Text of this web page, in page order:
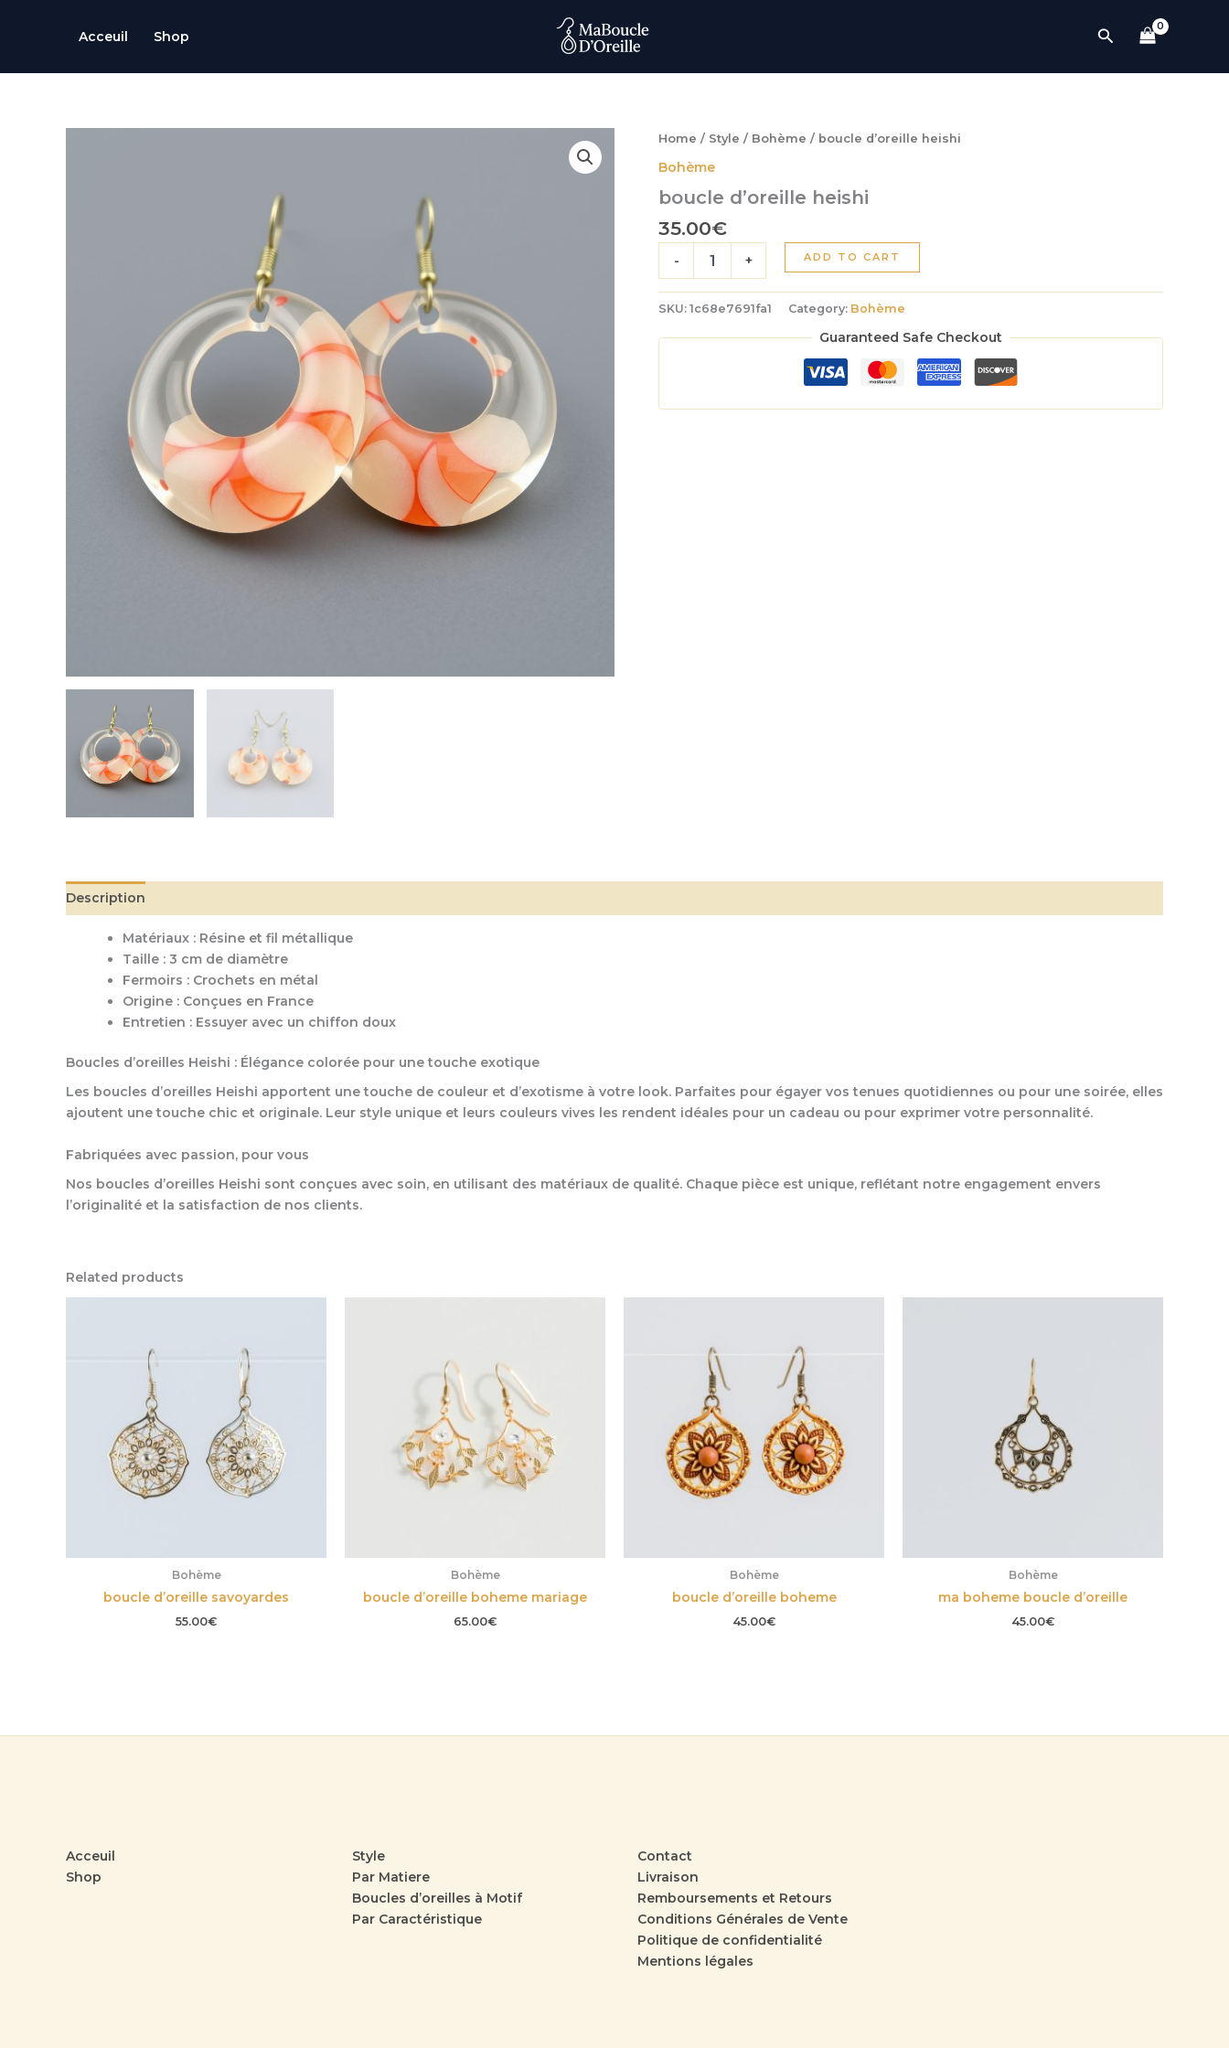
Acceuil Shop Search
Home / Style / Bohème / boucle d’oreille heishi
Bohème
boucle d’oreille heishi
35.00€
-
quantity
+ ADD TO CART
SKU: 1c68e7691fa1 Category: Bohème
Guaranteed Safe Checkout
Description
Matériaux : Résine et fil métallique
Taille : 3 cm de diamètre
Fermoirs : Crochets en métal
Origine : Conçues en France
Entretien : Essuyer avec un chiffon doux
Boucles d’oreilles Heishi : Élégance colorée pour une touche exotique
Les boucles d’oreilles Heishi apportent une touche de couleur et d’exotisme à votre look. Parfaites pour égayer vos tenues quotidiennes ou pour une soirée, elles
ajoutent une touche chic et originale. Leur style unique et leurs couleurs vives les rendent idéales pour un cadeau ou pour exprimer votre personnalité.
Fabriquées avec passion, pour vous
Nos boucles d’oreilles Heishi sont conçues avec soin, en utilisant des matériaux de qualité. Chaque pièce est unique, reflétant notre engagement envers
l’originalité et la satisfaction de nos clients.
Related products
Bohème
boucle d’oreille savoyardes
55.00€
Bohème
boucle d’oreille boheme mariage
65.00€
Bohème
boucle d’oreille boheme
45.00€
Bohème
ma boheme boucle d’oreille
45.00€
Acceuil
Shop
Style
Par Matiere
Boucles d’oreilles à Motif
Par Caractéristique
Contact
Livraison
Remboursements et Retours
Conditions Générales de Vente
Politique de confidentialité
Mentions légales